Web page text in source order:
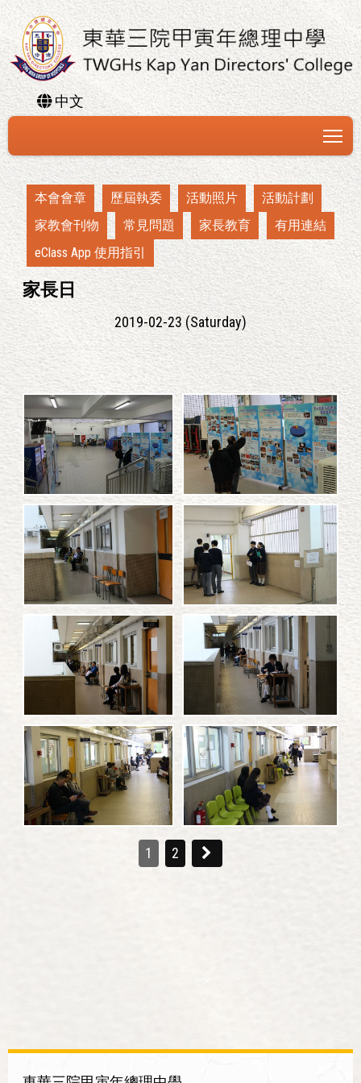
中文
本會會章 歷屆執委 活動照片
活動計劃
家教會刊物
常見問題 家長教育
有用連結
eClass App 使用指引
家長日
2019-02-23 (Saturday)
1 2